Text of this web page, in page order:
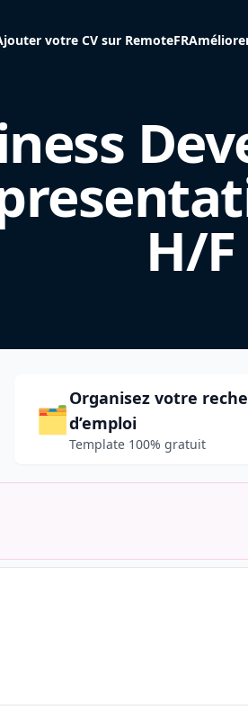
votre CV sur RemoteFR
H/F
🗂️
Organisez votre
d’emploi
Template 100% gratuit